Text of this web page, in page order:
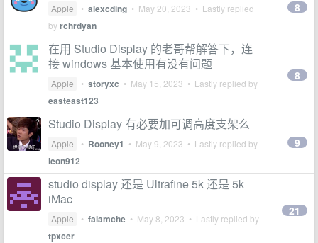
Apple • alexcding • May 20, 2023 • Lastly replied
byrchrdyan
8
在用 Studio Display 的老哥帮解答下，连
接 windows 基本使用有没有问题
Apple • storyxc • May 15, 2023 • Lastly replied by
easteast123
8
Studio Display 有必要加可调高‍度支‍架么
Apple • Rooney1 • May 9, 2023 • Lastly replied by
leon912
9
studio display 还是 Ultrafine 5k 还是 5k
iMac
Apple • falamche • May 8, 2023 • Lastly replied by
tpxcer
21